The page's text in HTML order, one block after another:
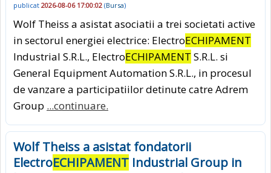
publicat 2026-08-06 17:00:02 (Bursa)
Wolf Theiss a asistat asociatii a trei societati active
in sectorul energiei electrice: ElectroECHIPAMENT
Industrial S.R.L., ElectroECHIPAMENT S.R.L. si
General Equipment Automation S.R.L., in procesul
de vanzare a participatiilor detinute catre Adrem
Group ...continuare.
Wolf Theiss a asistat fondatorii
ElectroECHIPAMENT Industrial Group in